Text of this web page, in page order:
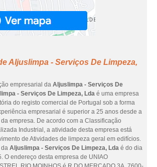
Aljuslimpa - Serviços De Limpeza,
empresarial da Aljuslimpa - Serviços De
- Serviços De Limpeza, Lda é uma empresa
do registo comercial de Portugal sob a forma
empresarial é superior a 25 anos desde a
empresa. De acordo com a Classificação
Industrial, a atividade desta empresa está
de Atividades de limpeza geral em edifícios.
da Aljuslimpa - Serviços De Limpeza, Lda é do dia
O endereço desta empresa de UNIAO